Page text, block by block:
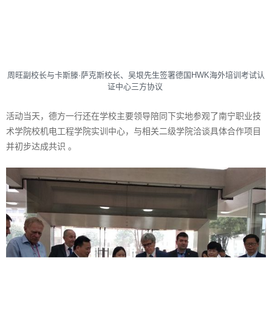
周旺副校长与卡斯滕·萨克斯校长、吴垠先生签署德国HWK海外培训考试认
证中心三方协议
活动当天，德方一行还在学校主要领导陪同下实地参观了南宁职业技
术学院校机电工程学院实训中心，与相关二级学院洽谈具体合作项目
并初步达成共识 。